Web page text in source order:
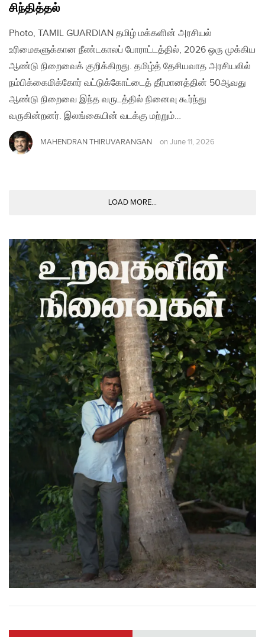
சிந்தித்தல்
Photo, TAMIL GUARDIAN தமிழ் மக்களின் அரசியல்
உரிமைகளுக்கான நீண்டகாலப் போராட்டத்தில், 2026 ஒரு முக்கிய
ஆண்டு நிறைவைக் குறிக்கிறது. தமிழ்த் தேசியவாத அரசியலில்
நம்பிக்கைமிக்கோர் வட்டுக்கோட்டைத் தீர்மானத்தின் 50ஆவது
ஆண்டு நிறைவை இந்த வருடத்தில் நினைவு கூர்ந்து
வருகின்றனர். இலங்கையின் வடக்கு மற்றும்…
MAHENDRAN THIRUVARANGAN on June 11, 2026
LOAD MORE...